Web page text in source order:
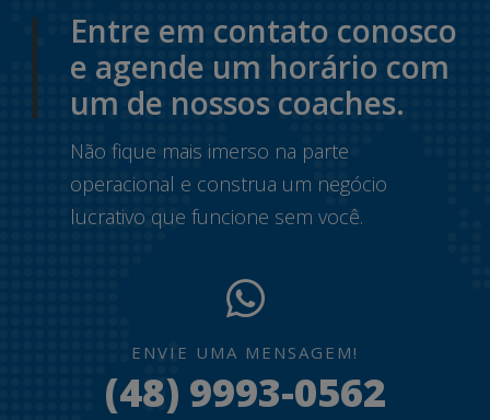
Entre em contato conosco
e agende um horário com
um de nossos coaches.
Não fique mais imerso na parte
operacional e construa um negócio
lucrativo que funcione sem você.
ENVIE UMA MENSAGEM!
(48) 9993-0562